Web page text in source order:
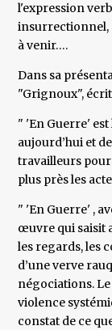
l'expression
insurrectionnel,
à venir….
Dans sa
"Grignoux",
" 'En Guerre' est
aujourd’hui et
travailleurs pour
plus près les
" 'En Guerre' ,
œuvre qui saisit
les regards, les
d’une verve
négociations. Le
violence
constat de ce